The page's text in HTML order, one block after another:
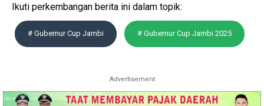
Ikuti perkembangan berita ini dalam topik:
# Gubernur Cup Jambi # Gubernur Cup Jambi 2025
Advertisement